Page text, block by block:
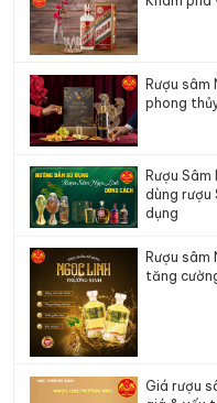
Rượu sâm
phong
Rượu
dùng rượu
dụng
Rượu sâm
tăng
Giá rượu